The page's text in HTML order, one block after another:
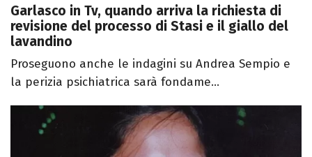
Garlasco in Tv, quando arriva la richiesta di
revisione del processo di Stasi e il giallo del
lavandino
Proseguono anche le indagini su Andrea Sempio e
la perizia psichiatrica sarà fondame...